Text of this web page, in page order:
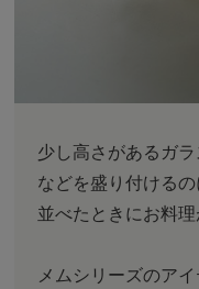
少し高さがあるガ
などを盛り付ける
並べたときにお料理
メムシリーズのア